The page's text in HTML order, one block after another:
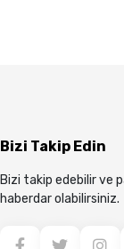
Bizi Takip Edin
Bizi takip edebilir ve
haberdar olabilirsiniz.